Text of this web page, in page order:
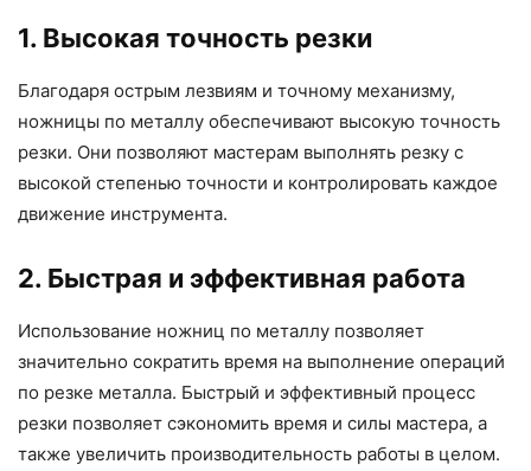
1. Высокая точность резки
Благодаря острым лезвиям и точному механизму,
ножницы по металлу обеспечивают высокую точность
резки. Они позволяют мастерам выполнять резку с
высокой степенью точности и контролировать каждое
движение инструмента.
2. Быстрая и эффективная работа
Использование ножниц по металлу позволяет
значительно сократить время на выполнение операций
по резке металла. Быстрый и эффективный процесс
резки позволяет сэкономить время и силы мастера, а
также увеличить производительность работы в целом.